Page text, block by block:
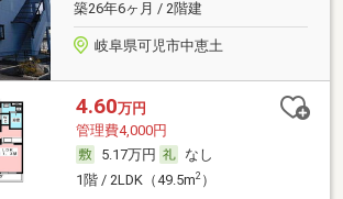
築26年6ヶ月 / 2階建
岐阜県可児市中恵土
4.60万円
管理費4,000円
5.17万円
なし
1階 / 2LDK（49.5m2）